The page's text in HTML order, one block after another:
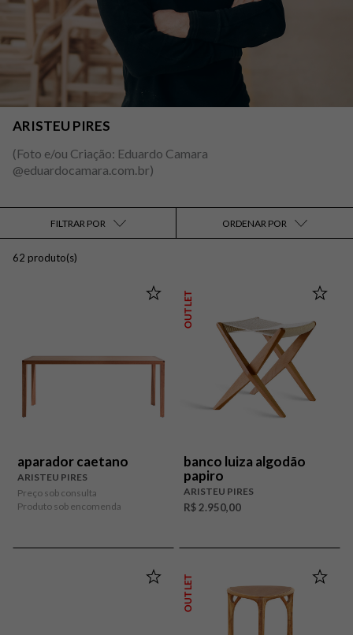
ARISTEU PIRES
(Foto e/ou Criação: Eduardo Camara
@eduardocamara.com.br)
FILTRAR POR ORDENAR POR
62 produto(s)
aparador caetano
ARISTEU PIRES
Preço sob consulta
Produto sob encomenda
OUTLET
banco luiza algodão
papiro
ARISTEU PIRES
R$ 2.950,00
OUTLET